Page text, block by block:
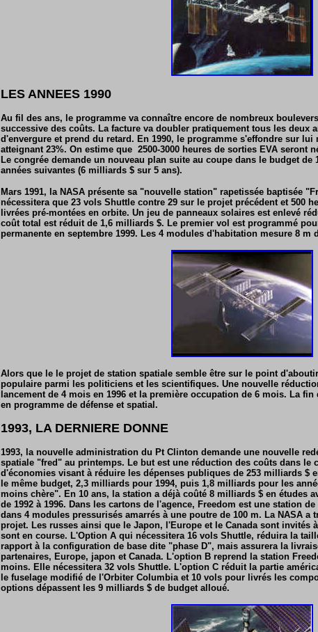
LES ANNEES 1990
Au fil des ans, le programme va connaître encore de nombreux
successive des coûts. La facture va doubler pratiquement tous les deux
d'envergure et prend du retard. En 1990, le programme s'effondre sur
atteignant 23%. On estime que 2500-3000 heures de sorties EVA seront
Le congrée demande un nouveau plan suite au coupe dans le budget de
années suivantes (6 milliards $ sur 5 ans).
Mars 1991, la NASA présente sa "nouvelle station" rapetissée baptisée
nécessitera que 23 vols Shuttle contre 29 sur le projet précédent et 500
livrées pré-montées en orbite. Un jeu de panneaux solaires est enlevé
coût total est réduit de 1,6 milliards $. Le premier vol est programmé
permanente en septembre 1999. Les 4 modules d'habitation mesure 8 m
Alors que le le projet de station spatiale semble être sur le point
populaire parmi les politiciens et les scientifiques. Une nouvelle
lancement de 4 mois en 1996 et la première occupation de 6 mois. La
en programme de défense et spatial.
1993, LA DERNIERE DONNE
1993, la nouvelle administration du Pt Clinton demande une nouvelle
spatiale "fred" au printemps. Le but est une réduction des coûts dans le
d'économies visant à réduire les dépenses publiques de 253 milliards $
le même budget, 2,3 milliards pour 1994, puis 1,8 milliards pour les
moins chère". En 10 ans, la station a déjà coûté 8 milliards $ en études
de 1992 à 1996. Dans les cartons de l'agence, Freedom est une station
dans 4 modules pressurisés amarrés à une poutre de 100 m. La NASA
projet. Les russes ainsi que le Japon, l'Europe et le Canada sont invités
sont en course. L'Option A qui nécessitera 16 vols Shuttle, réduira la
rapport à la configuration de base dite "phase D", mais assurera la
partenaires, Europe, japon et Canada. L'option B reprend la station
moins. Elle nécessitera 32 vols Shuttle. L'option C réduit la partie
le fuselage modifié de l'Orbiter Columbia et 10 vols pour livrés les
options dépassent les 9 milliards $ de budget alloué.